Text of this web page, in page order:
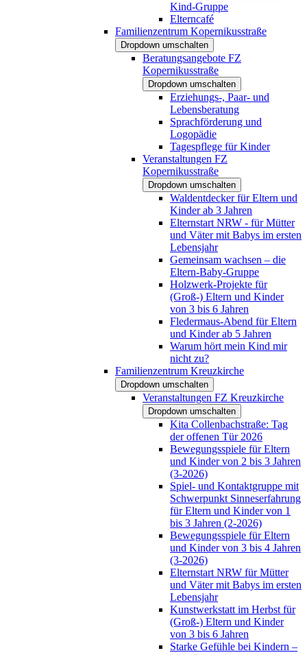
Kind-Gruppe
Elterncafé
Familienzentrum Kopernikusstraße
Dropdown umschalten
Beratungsangebote FZ
Kopernikusstraße
Dropdown umschalten
Erziehungs-, Paar- und
Lebensberatung
Sprachförderung und
Logopädie
Tagespflege für Kinder
Veranstaltungen FZ
Kopernikusstraße
Dropdown umschalten
Waldentdecker für Eltern und
Kinder ab 3 Jahren
Elternstart NRW - für Mütter
und Väter mit Babys im ersten
Lebensjahr
Gemeinsam wachsen – die
Eltern-Baby-Gruppe
Holzwerk-Projekte für
(Groß-) Eltern und Kinder
von 3 bis 6 Jahren
Fledermaus-Abend für Eltern
und Kinder ab 5 Jahren
Warum hört mein Kind mir
nicht zu?
Familienzentrum Kreuzkirche
Dropdown umschalten
Veranstaltungen FZ Kreuzkirche
Dropdown umschalten
Kita Collenbachstraße: Tag
der offenen Tür 2026
Bewegungsspiele für Eltern
und Kinder von 2 bis 3 Jahren
(3-2026)
Spiel- und Kontaktgruppe mit
Schwerpunkt Sinneserfahrung
für Eltern und Kinder von 1
bis 3 Jahren (2-2026)
Bewegungsspiele für Eltern
und Kinder von 3 bis 4 Jahren
(3-2026)
Elternstart NRW für Mütter
und Väter mit Babys im ersten
Lebensjahr
Kunstwerkstatt im Herbst für
(Groß-) Eltern und Kinder
von 3 bis 6 Jahren
Starke Gefühle bei Kindern –